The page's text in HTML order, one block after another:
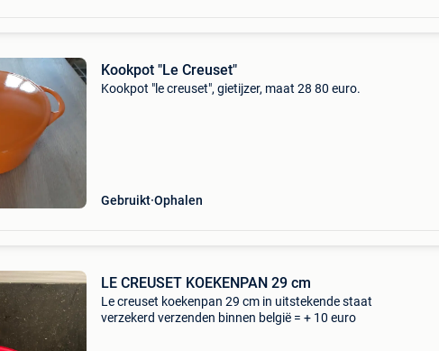
Kookpot "Le Creuset"
Kookpot "le creuset", gietijzer, maat 28 80 euro.
Gebruikt Ophalen
LE CREUSET KOEKENPAN 29 cm
Le creuset koekenpan 29 cm in uitstekende staat
verzekerd verzenden binnen belgië = + 10 euro